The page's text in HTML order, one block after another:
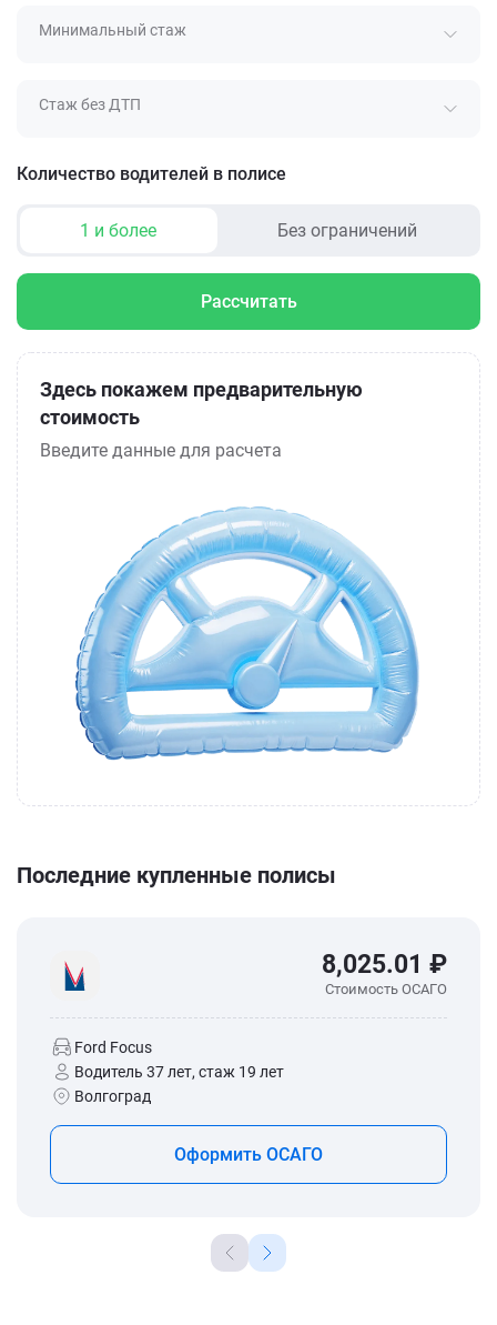
Минимальный стаж
Стаж без ДТП
Количество водителей в полисе
1 и более Без ограничений
Рассчитать
Здесь покажем предварительную
стоимость
Введите данные для расчета
Последние купленные полисы
8,025.01 ₽
Стоимость ОСАГО
Ford Focus
Водитель 37 лет, стаж 19 лет
Волгоград
Оформить ОСАГО